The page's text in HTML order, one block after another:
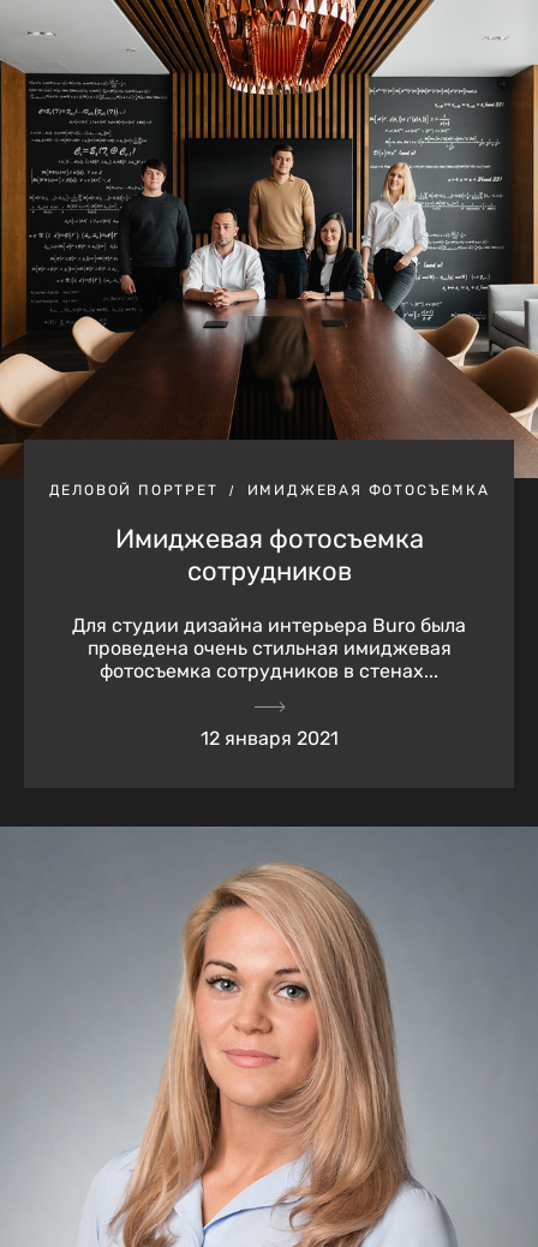
ДЕЛОВОЙ ПОРТРЕТ ИМИДЖЕВАЯ ФОТОСЪЕМКА
Имиджевая фотосъемка
сотрудников
Для студии дизайна интерьера Buro была
проведена очень стильная имиджевая
фотосъемка сотрудников в стенах...
12 января 2021